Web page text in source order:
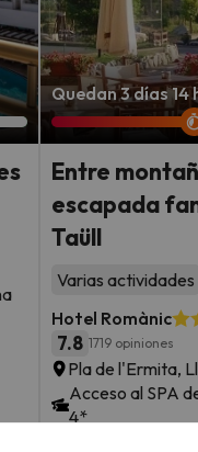
Quedan 3 días 14
Entre
escapada
Taüll
Varias actividades
Hotel Romànic
7.8 1719 opiniones
Pla de l'Ermita,
Acceso al SPA
4*